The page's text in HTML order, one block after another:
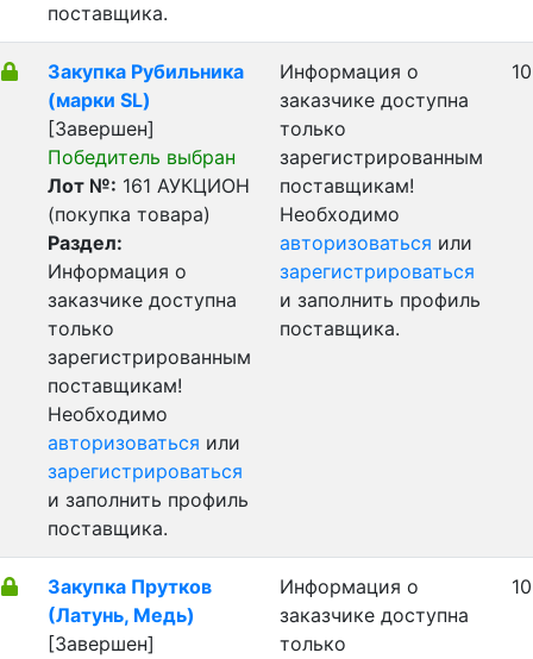
поставщика.
Закупка Рубильника
(марки SL)
[Завершен]
Победитель выбран
Лот №: 161 АУКЦИОН
(покупка товара)
Раздел:
Информация о
заказчике доступна
только
зарегистрированным
поставщикам!
Необходимо
авторизоваться или
зарегистрироваться
и заполнить профиль
поставщика.
Информация о
заказчике доступна
только
зарегистрированным
поставщикам!
Необходимо
авторизоваться или
зарегистрироваться
и заполнить профиль
поставщика.
Закупка Прутков
(Латунь, Медь)
[Завершен]
Информация о
заказчике доступна
только